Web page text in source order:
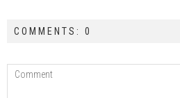
COMMENTS: 0